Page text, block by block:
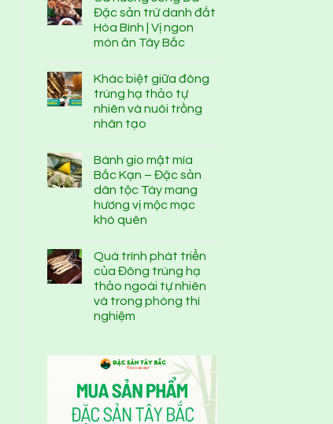
Đặc sản trứ danh đất
Hòa Bình | Vị ngon
món ăn Tây Bắc
Khác biệt giữa đông
trùng hạ thảo tự
nhiên và nuôi trồng
nhân tạo
Bánh gio mật mía
Bắc Kạn – Đặc sản
dân tộc Tày mang
hương vị mộc mạc
khó quên
Quá trình phát triển
của Đông trùng hạ
thảo ngoài tự nhiên
và trong phòng thí
nghiệm